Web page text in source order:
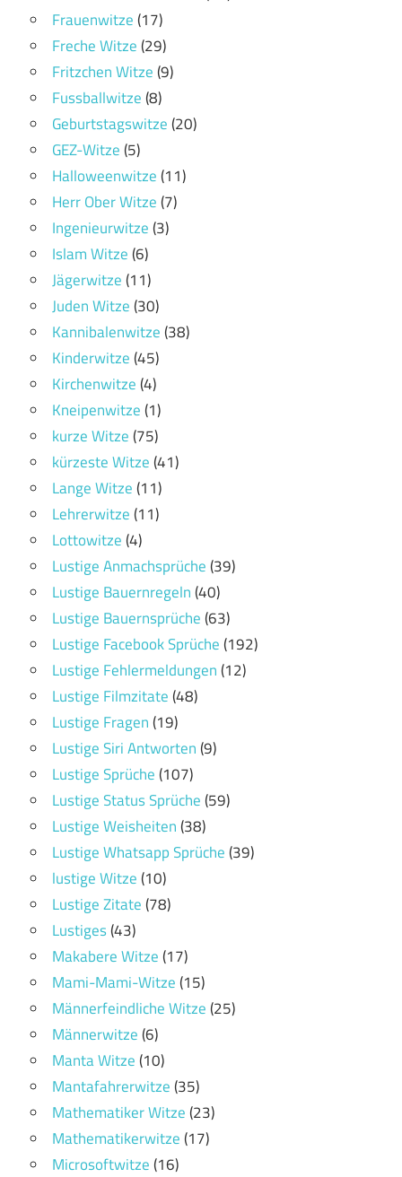
Frauenwitze(17)
Freche Witze(29)
Fritzchen Witze(9)
Fussballwitze(8)
Geburtstagswitze(20)
GEZ-Witze(5)
Halloweenwitze(11)
Herr Ober Witze(7)
Ingenieurwitze(3)
Islam Witze(6)
Jägerwitze(11)
Juden Witze(30)
Kannibalenwitze(38)
Kinderwitze(45)
Kirchenwitze(4)
Kneipenwitze(1)
kurze Witze(75)
kürzeste Witze(41)
Lange Witze(11)
Lehrerwitze(11)
Lottowitze(4)
Lustige Anmachsprüche(39)
Lustige Bauernregeln(40)
Lustige Bauernsprüche(63)
Lustige Facebook Sprüche(192)
Lustige Fehlermeldungen(12)
Lustige Filmzitate(48)
Lustige Fragen(19)
Lustige Siri Antworten(9)
Lustige Sprüche(107)
Lustige Status Sprüche(59)
Lustige Weisheiten(38)
Lustige Whatsapp Sprüche(39)
lustige Witze(10)
Lustige Zitate(78)
Lustiges(43)
Makabere Witze(17)
Mami-Mami-Witze(15)
Männerfeindliche Witze(25)
Männerwitze(6)
Manta Witze(10)
Mantafahrerwitze(35)
Mathematiker Witze(23)
Mathematikerwitze(17)
Microsoftwitze(16)